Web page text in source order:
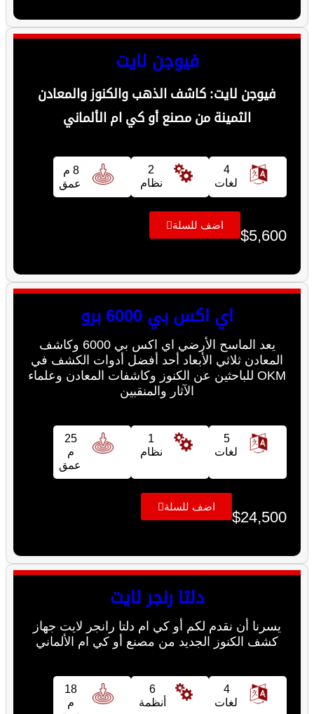
فيوجن لايت
فيوجن لايت: كاشف الذهب والكنوز والمعادن
الثمينة من مصنع أو كي ام الألماني
4
لغات
2
نظام
8 م
عمق
$5,600
اضف للسلة
اي اكس بي 6000 برو
يعد الماسح الأرضي اي اكس بي 6000 وكاشف
المعادن ثلاثي الأبعاد أحد أفضل أدوات الكشف في
OKM للباحثين عن الكنوز وكاشفات المعادن وعلماء
الآثار والمنقبين
5
لغات
1
نظام
25
م
عمق
$24,500
اضف للسلة
دلتا رنجر لايت
يسرنا أن نقدم لكم أو كي ام دلتا رانجر لايت جهاز
كشف الكنوز الجديد من مصنع أو كي ام الألماني
4
لغات
6
أنظمة
18
م